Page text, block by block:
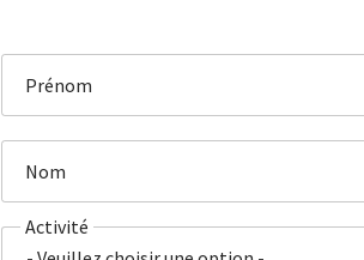
Prénom
Nom
Activité